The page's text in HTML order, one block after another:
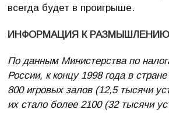
всегда будет в проигрыше.
ИНФОРМАЦИЯ К
По данным Министерства по
России, к концу 1998 года в
800 игровых залов (12,5 тысячи
их стало более 2100 (32 тысячи